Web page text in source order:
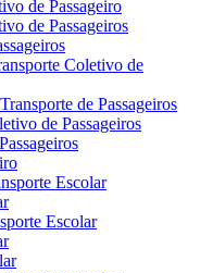
de Passageiro
de Passageiros
Coletivo de
de Passageiros
de Passageiros
Escolar
Escolar